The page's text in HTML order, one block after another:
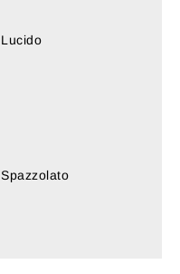
Lucido
Spazzolato